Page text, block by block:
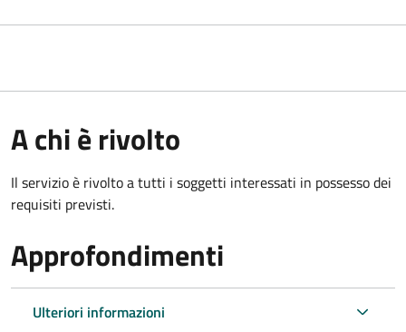
A chi è rivolto
Il servizio è rivolto a tutti i soggetti interessati in possesso dei
requisiti previsti.
Approfondimenti
Ulteriori informazioni